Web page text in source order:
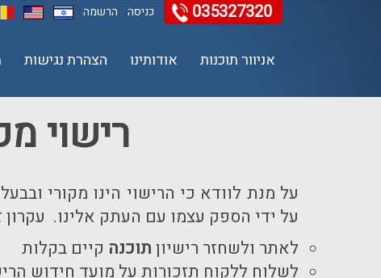
035327320 כניסה הרשמה
אניוור תוכנות אודותינו הצהרת נגישות
רישוי
על מנת לוודא כי הרישוי הינו מקורי
על ידי הספק עצמו עם העתק אלינו.
לאתר ולשחזר רישיוןתוכנה קיים בקלות
לשלוח ללקוח תזכורות על מועד חידוש